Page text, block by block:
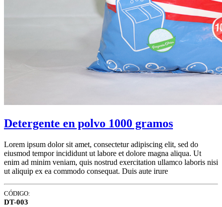
Detergente en polvo 1000 gramos
Lorem ipsum dolor sit amet, consectetur adipiscing elit, sed do
eiusmod tempor incididunt ut labore et dolore magna aliqua. Ut
enim ad minim veniam, quis nostrud exercitation ullamco laboris nisi
ut aliquip ex ea commodo consequat. Duis aute irure
CÓDIGO:
DT-003